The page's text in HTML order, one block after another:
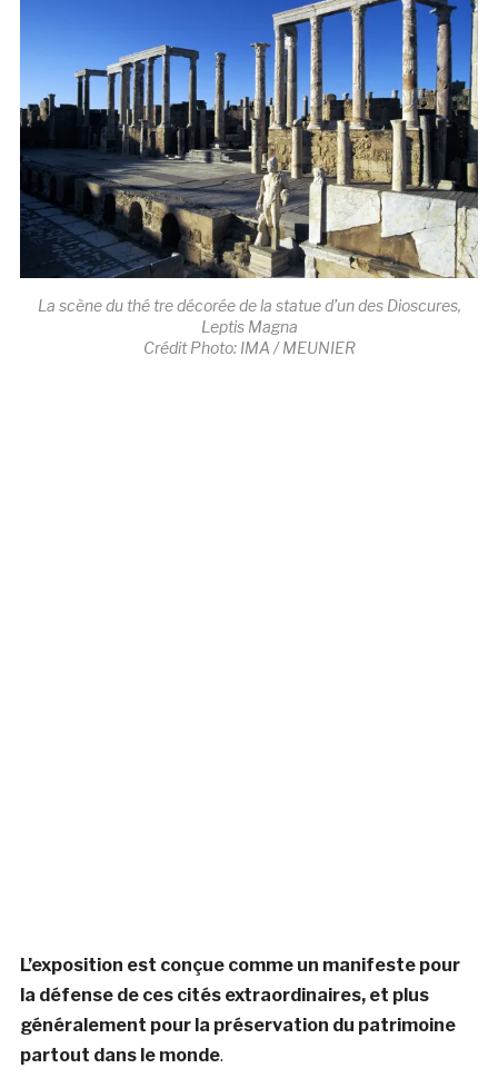
La scène du thé tre décorée de la statue d’un des Dioscures,
Leptis Magna
Crédit Photo: IMA / MEUNIER
L’exposition est conçue comme un manifeste pour
la défense de ces cités extraordinaires, et plus
généralement pour la préservation du patrimoine
partout dans le monde.